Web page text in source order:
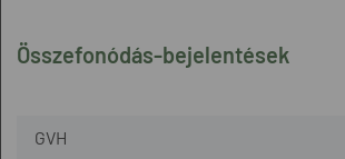
Összefonódás-bejelentések
GVH